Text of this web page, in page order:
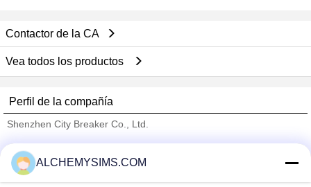
Contactor de la CA
Vea todos los productos
Perfil de la compañía
Shenzhen City Breaker Co., Ltd.
Trust Seal
Verified Suplier
ALCHEMYSIMS.COM